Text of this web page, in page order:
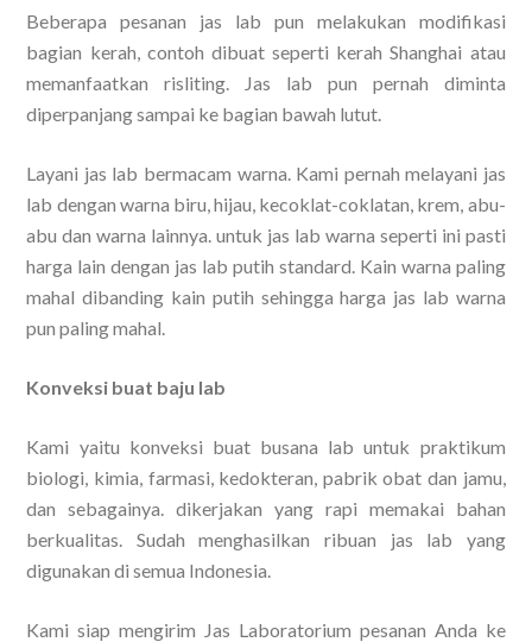
Beberapa pesanan jas lab pun melakukan modifikasi
bagian kerah, contoh dibuat seperti kerah Shanghai atau
memanfaatkan risliting. Jas lab pun pernah diminta
diperpanjang sampai ke bagian bawah lutut.
Layani jas lab bermacam warna. Kami pernah melayani jas
lab dengan warna biru, hijau, kecoklat-coklatan, krem, abu-
abu dan warna lainnya. untuk jas lab warna seperti ini pasti
harga lain dengan jas lab putih standard. Kain warna paling
mahal dibanding kain putih sehingga harga jas lab warna
pun paling mahal.
Konveksi buat baju lab
Kami yaitu konveksi buat busana lab untuk praktikum
biologi, kimia, farmasi, kedokteran, pabrik obat dan jamu,
dan sebagainya. dikerjakan yang rapi memakai bahan
berkualitas. Sudah menghasilkan ribuan jas lab yang
digunakan di semua Indonesia.
Kami siap mengirim Jas Laboratorium pesanan Anda ke